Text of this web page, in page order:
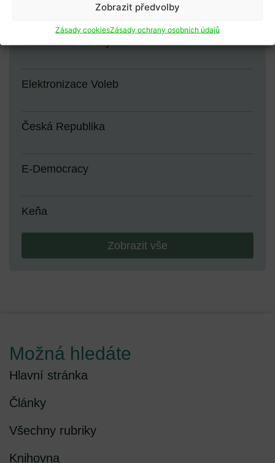
Zobrazit předvolby
Zásady cookiesZásady ochrany osobních údajů
Alternativní Formy
Elektronizace Voleb
Česká Republika
E-Democracy
Keňa
Zobrazit vše
Možná hledáte
Hlavní stránka
Články
Všechny rubriky
Knihovna